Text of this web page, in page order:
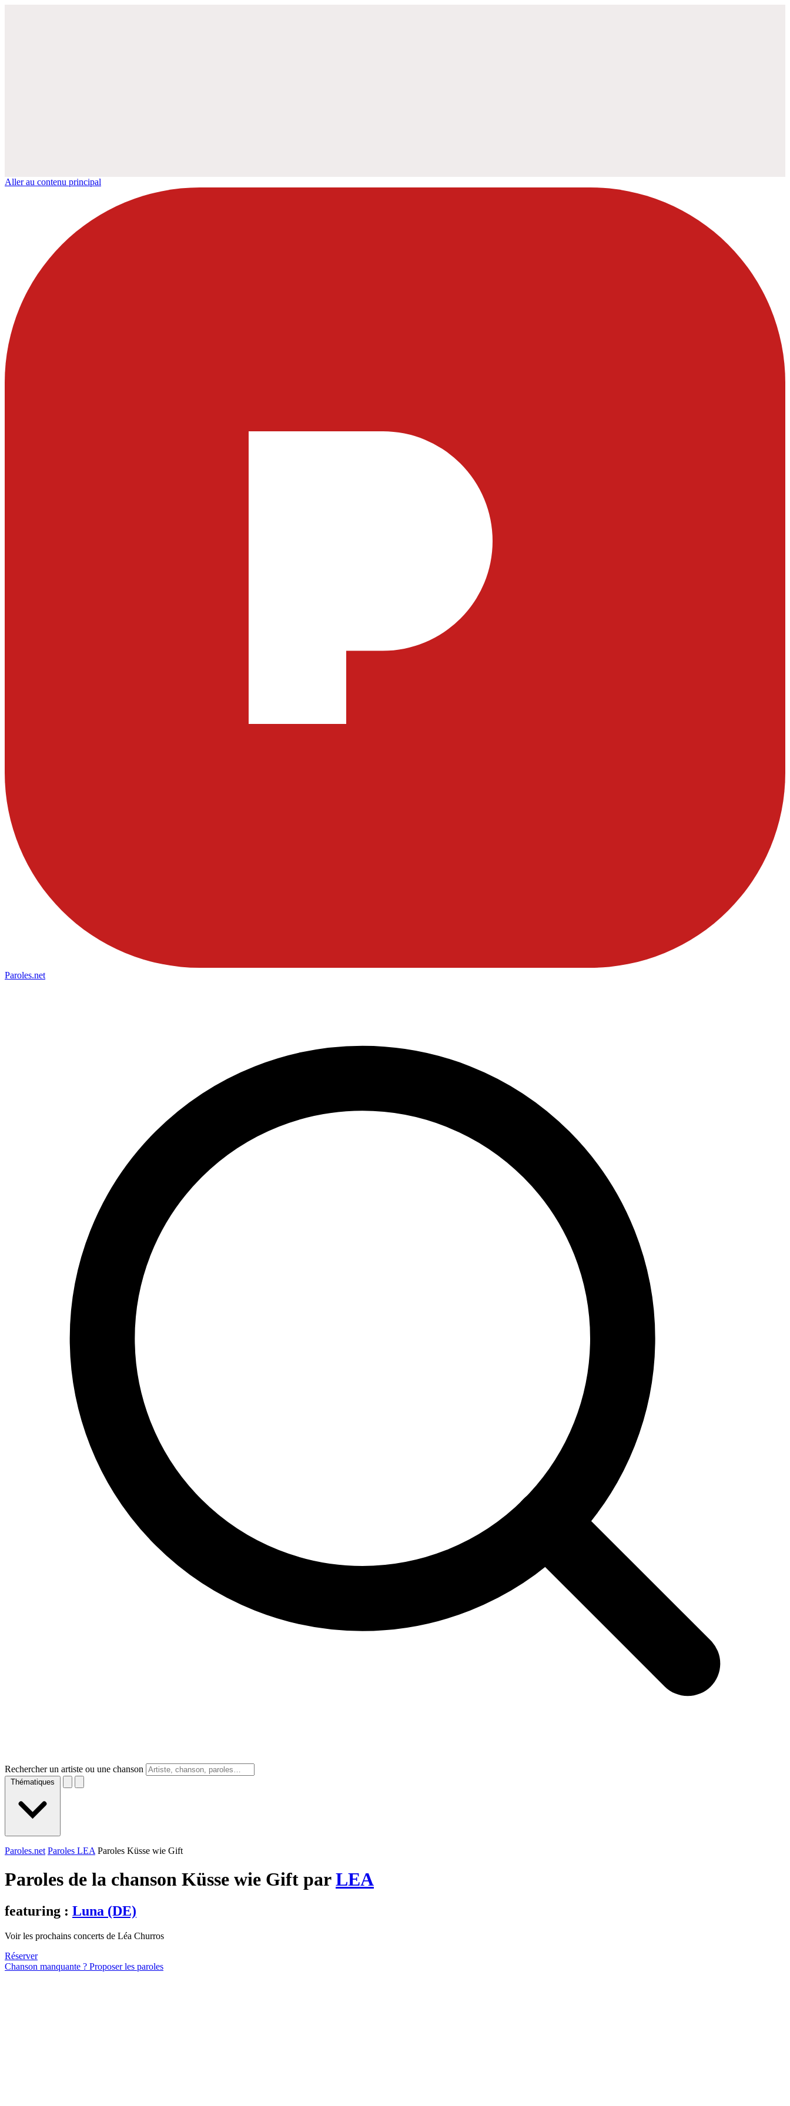
Aller au contenu principal
Paroles.net
Rechercher un artiste ou une chanson
Thématiques
Paroles.net Paroles LEA Paroles Küsse wie Gift
Paroles de la chanson Küsse wie Gift parLEA
featuring : Luna (DE)
Voir les prochains concerts de Léa Churros
Réserver
Chanson manquante ? Proposer les paroles